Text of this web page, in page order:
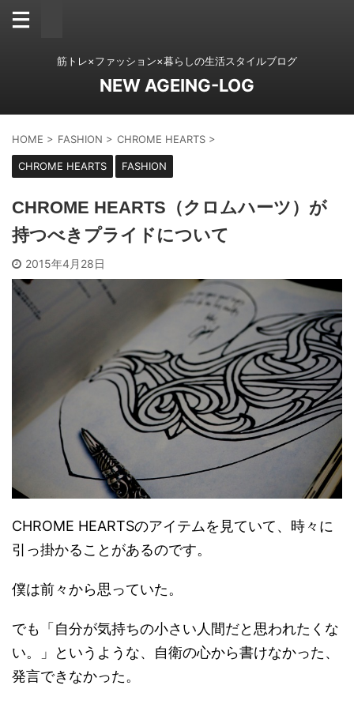
筋トレ×ファッション×暮らしの生活スタイルブログ
NEW AGEING-LOG
HOME > FASHION > CHROME HEARTS >
CHROME HEARTS FASHION
CHROME HEARTS（クロムハーツ）が
持つべきプライドについて
2015年4月28日
CHROME HEARTSのアイテムを見ていて、時々に
引っ掛かることがあるのです。
僕は前々から思っていた。
でも「自分が気持ちの小さい人間だと思われたくな
い。」というような、自衛の心から書けなかった、
発言できなかった。